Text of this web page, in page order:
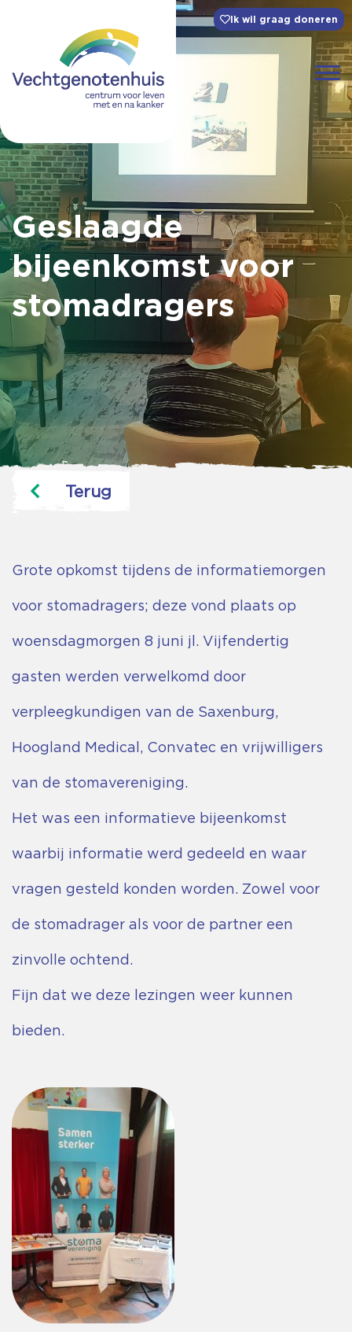
Ik wil graag doneren
Geslaagde
bijeenkomst voor
stomadragers
Terug
Grote opkomst tijdens de informatiemorgen
voor stomadragers; deze vond plaats op
woensdagmorgen 8 juni jl. Vijfendertig
gasten werden verwelkomd door
verpleegkundigen van de Saxenburg,
Hoogland Medical, Convatec en vrijwilligers
van de stomavereniging.
Het was een informatieve bijeenkomst
waarbij informatie werd gedeeld en waar
vragen gesteld konden worden. Zowel voor
de stomadrager als voor de partner een
zinvolle ochtend.
Fijn dat we deze lezingen weer kunnen
bieden.